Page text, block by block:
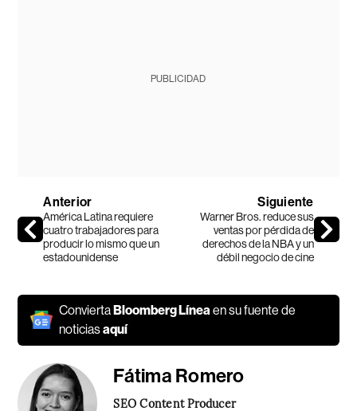
PUBLICIDAD
Anterior
América Latina requiere
cuatro trabajadores para
producir lo mismo que un
estadounidense
Siguiente
Warner Bros. reduce sus
ventas por pérdida de
derechos de la NBA y un
débil negocio de cine
ConviertaBloomberg Línea en su fuente de
noticiasaquí
Fátima Romero
SEO Content Producer